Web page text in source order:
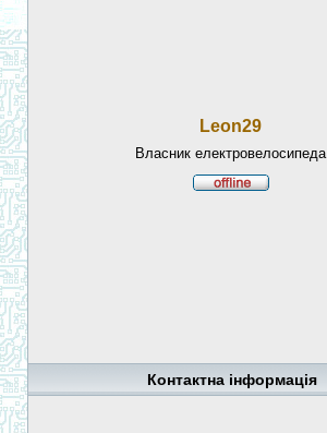
Leon29
Власник електровелосипеда
Контактна інформація